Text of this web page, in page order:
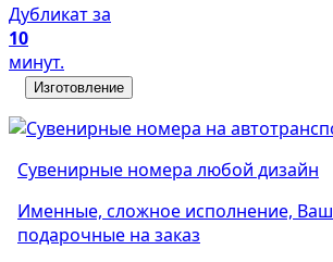
Дубликат за
10
минут.
Изготовление
Сувенирные номера любой дизайн
Именные, сложное исполнение,
подарочные на заказ